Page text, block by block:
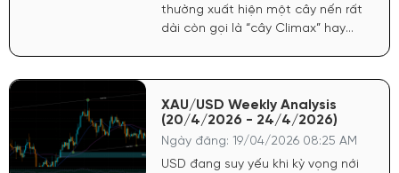
thường xuất hiện một cây nến rất
dài còn gọi là “cây Climax” hay
XAU/USD Weekly Analysis
(20/4/2026 - 24/4/2026)
Ngày đăng: 19/04/2026 08:25 AM
USD đang suy yếu khi kỳ vọng nới